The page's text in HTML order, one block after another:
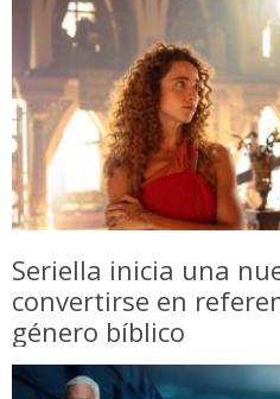
Seriella inicia una
convertirse en
género bíblico